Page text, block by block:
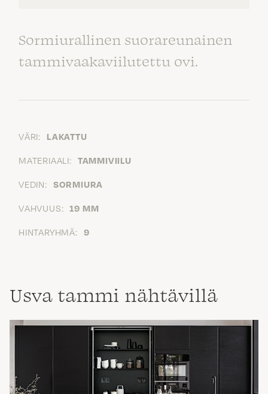
Sormiurallinen suorareunainen
tammivaakaviilutettu ovi.
VÄRI: LAKATTU
MATERIAALI: TAMMIVIILU
VEDIN: SORMIURA
VAHVUUS: 19 MM
HINTARYHMÄ: 9
Usva tammi nähtävillä